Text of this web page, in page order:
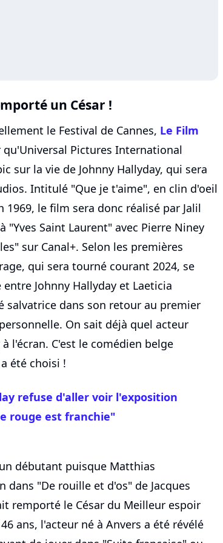
un César !
le Festival de Cannes, Le Film
Pictures International
sur la vie de Johnny Hallyday, qui sera
Intitulé "Que je t'aime", en clin d'oeil
le film sera donc réalisé par Jalil
"Yves Saint Laurent" avec Pierre Niney
sur Canal+. Selon les premières
qui sera tourné courant 2024, se
Johnny Hallyday et Laeticia
salvatrice dans son retour au premier
On sait déjà quel acteur
l'écran. C'est le comédien belge
été choisi !
refuse d'aller voir l'exposition
rouge est franchie"
débutant puisque Matthias
dans "De rouille et d'os" de Jacques
remporté le César du Meilleur espoir
ans, l'acteur né à Anvers a été révélé